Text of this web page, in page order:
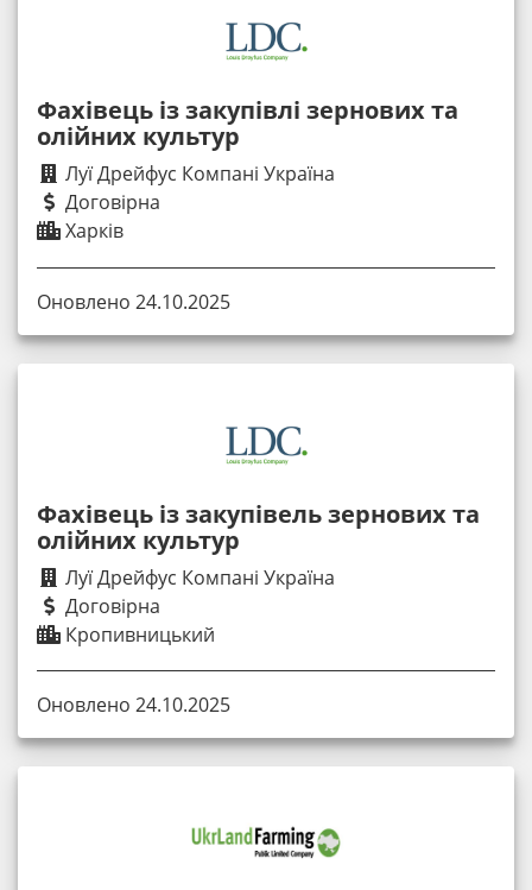
Фахівець із закупівлі зернових та
олійних культур
Луї Дрейфус Компані Україна
Договірна
Харків
Оновлено 24.10.2025
Фахівець із закупівель зернових та
олійних культур
Луї Дрейфус Компані Україна
Договірна
Кропивницький
Оновлено 24.10.2025